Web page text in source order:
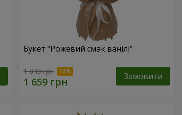
Букет "Рожевий смак ванілі"
1 843 грн Замовити